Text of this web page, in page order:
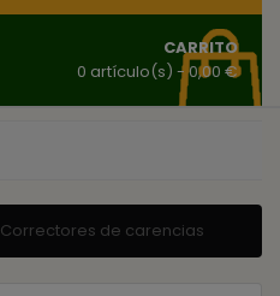
CARRITO
0 artículo(s) - 0,00 €
Correctores de carencias